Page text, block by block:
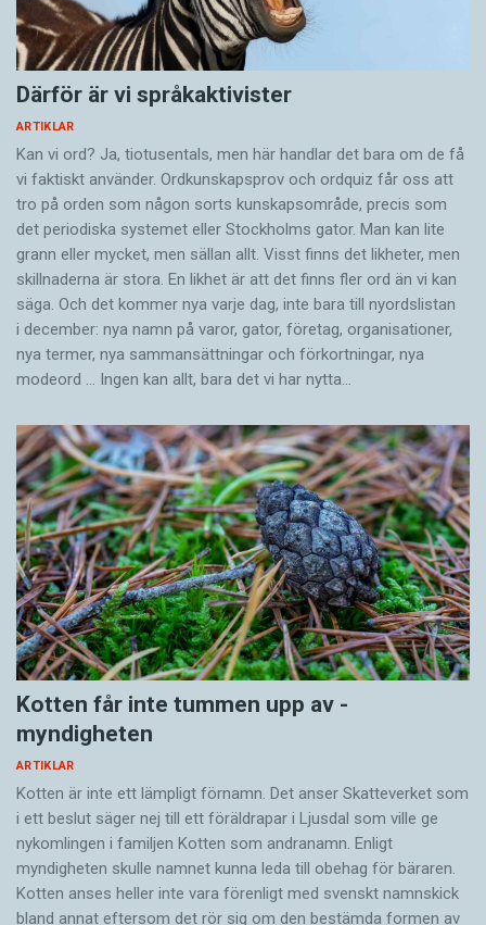
Därför är vi språkaktivister
ARTIKLAR
Kan vi ord? Ja, tiotusentals, men här handlar det bara om de få
vi faktiskt använder. Ordkunskapsprov och ordquiz får oss att
tro på orden som någon sorts kunskapsområde, precis som
det periodiska systemet eller Stockholms gator. Man kan lite
grann eller mycket, men sällan allt. Visst finns det likheter, men
skillnaderna är stora. En likhet är att det finns fler ord än vi kan
säga. Och det kommer nya varje dag, inte bara till nyordslistan
i december: nya namn på varor, gator, företag, organisationer,
nya termer, nya samman­sättningar och förkortningar, nya
modeord … Ingen kan allt, bara det vi har nytta…
Kotten får inte tummen upp av ­
myndigheten
ARTIKLAR
Kotten är inte ett lämpligt förnamn. Det anser Skatte­verket som
i ett beslut säger nej till ett föräldra­par i Ljusdal som ville ge
nykomlingen i familjen Kotten som andranamn. Enligt
myndigheten skulle namnet kunna leda till obehag för bäraren.
Kotten anses heller inte vara förenligt med svenskt namnskick
bland annat eftersom det rör sig om den bestämda formen av